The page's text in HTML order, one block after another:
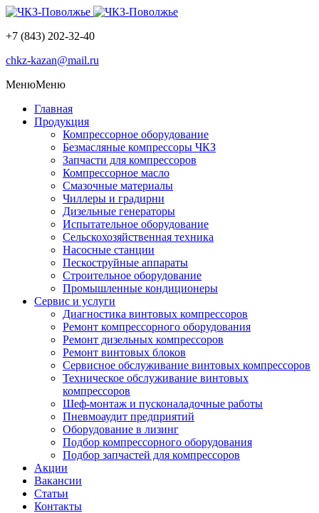
+7 (843) 202-32-40
chkz-kazan@mail.ru
МенюМеню
Главная
Продукция
Компрессорное оборудование
Безмасляные компрессоры ЧКЗ
Запчасти для компрессоров
Компрессорное масло
Смазочные материалы
Чиллеры и градирни
Дизельные генераторы
Испытательное оборудование
Сельскохозяйственная техника
Насосные станции
Пескоструйные аппараты
Строительное оборудование
Промышленные кондиционеры
Сервис и услуги
Диагностика винтовых компрессоров
Ремонт компрессорного оборудования
Ремонт дизельных компрессоров
Ремонт винтовых блоков
Сервисное обслуживание винтовых компрессоров
Техническое обслуживание винтовых
компрессоров
Шеф-монтаж и пусконаладочные работы
Пневмоаудит предприятий
Оборудование в лизинг
Подбор компрессорного оборудования
Подбор запчастей для компрессоров
Акции
Вакансии
Статьи
Контакты